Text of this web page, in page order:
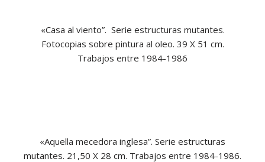
«Casa al viento”. Serie estructuras mutantes.
Fotocopias sobre pintura al oleo. 39 X 51 cm.
Trabajos entre 1984-1986
«Aquella mecedora inglesa”. Serie estructuras
mutantes. 21,50 X 28 cm. Trabajos entre 1984-1986.